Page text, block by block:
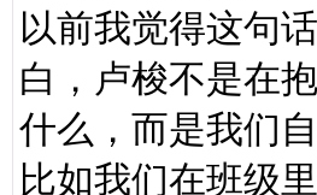
以前我觉得这句
白，卢梭不是在
什么，而是我们
比如我们在班级